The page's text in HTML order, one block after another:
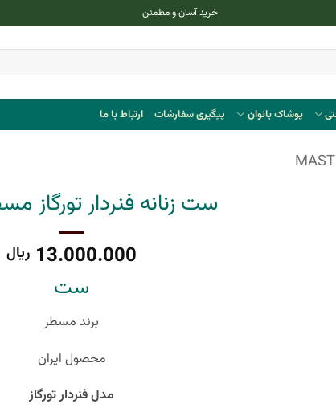
خرید آسان و مطمئن
پوشاک بانوان پیگیری سفارشات ارتباط با ما
ست زنانه فنردار تورگاز مسطر
13.000.000 ریال
ست
برند مسطر
محصول ایران
مدل فنردار تورگاز